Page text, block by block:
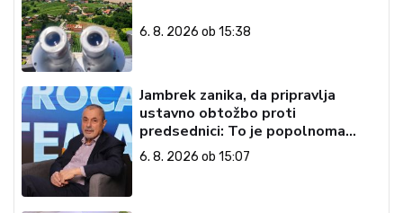
6. 8. 2026 ob 15:38
Jambrek zanika, da pripravlja
ustavno obtožbo proti
predsednici: To je popolnoma
neresnična informacija
6. 8. 2026 ob 15:07